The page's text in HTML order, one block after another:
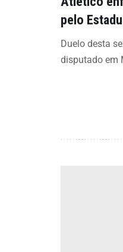
pelo
Duelo desta
disputado em